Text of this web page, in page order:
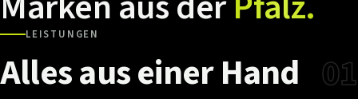
LEISTUNGEN
AllesauseinerHand 01